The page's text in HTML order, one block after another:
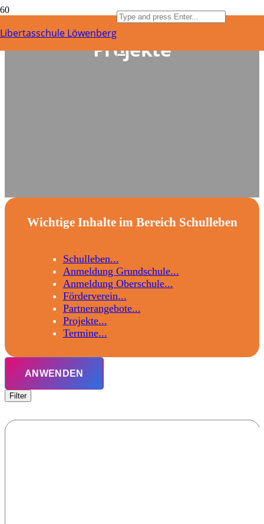
Libertasschule Löwenberg
Projekte
Wichtige Inhalte im Bereich Schulleben
Schulleben
Anmeldung Grundschule
Anmeldung Oberschule
Förderverein
Partnerangebote
Projekte
Termine
ANWENDEN
Filter